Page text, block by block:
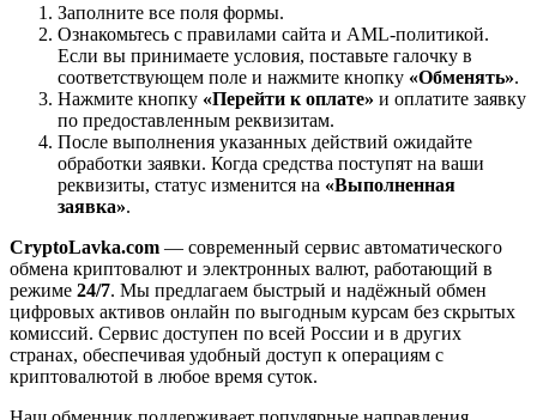
Заполните все поля формы.
Ознакомьтесь с правилами сайта и AML-политикой.
Если вы принимаете условия, поставьте галочку в
соответствующем поле и нажмите кнопку «Обменять».
Нажмите кнопку «Перейти к оплате» и оплатите заявку
по предоставленным реквизитам.
После выполнения указанных действий ожидайте
обработки заявки. Когда средства поступят на ваши
реквизиты, статус изменится на «Выполненная
заявка».
CryptoLavka.com — современный сервис автоматического
обмена криптовалют и электронных валют, работающий в
режиме 24/7. Мы предлагаем быстрый и надёжный обмен
цифровых активов онлайн по выгодным курсам без скрытых
комиссий. Сервис доступен по всей России и в других
странах, обеспечивая удобный доступ к операциям с
криптовалютой в любое время суток.